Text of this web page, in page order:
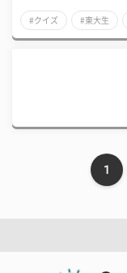
#クイズ #東大生
1